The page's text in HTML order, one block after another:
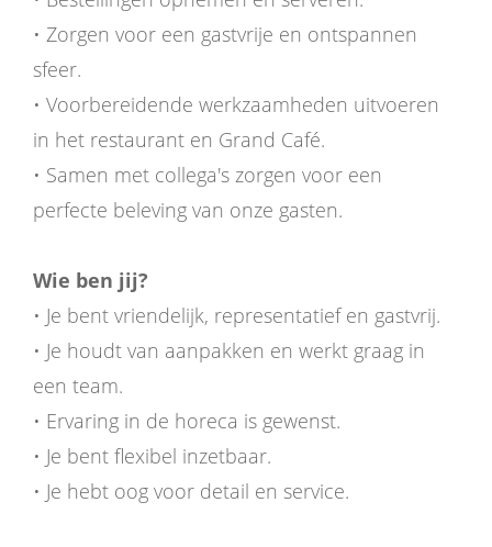
• Zorgen voor een gastvrije en ontspannen
sfeer.
• Voorbereidende werkzaamheden uitvoeren
in het restaurant en Grand Café.
• Samen met collega's zorgen voor een
perfecte beleving van onze gasten.
Wie ben jij?
• Je bent vriendelijk, representatief en gastvrij.
• Je houdt van aanpakken en werkt graag in
een team.
• Ervaring in de horeca is gewenst.
• Je bent flexibel inzetbaar.
• Je hebt oog voor detail en service.